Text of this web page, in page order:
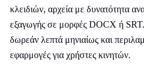
κλειδιών, αρχεία με δυνατότητα
εξαγωγής σε μορφές DOCX ή
δωρεάν λεπτά μηνιαίως και
εφαρμογές για χρήστες κινητών.